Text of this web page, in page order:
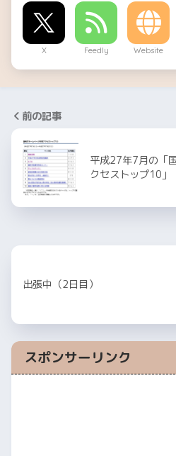
X Feedly Website
前の記事
平成27年7月の「
クセストップ10」
出張中（2日目）
スポンサーリンク